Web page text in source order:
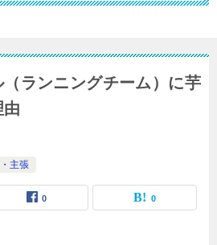
ランニングチーム）に芋
主張
0 0